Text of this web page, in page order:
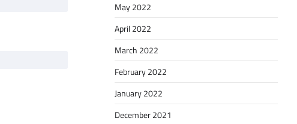
May 2022
April 2022
March 2022
February 2022
January 2022
December 2021